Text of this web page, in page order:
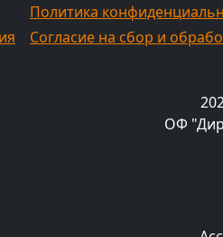
Политика
Согласие на сбор и
ОФ